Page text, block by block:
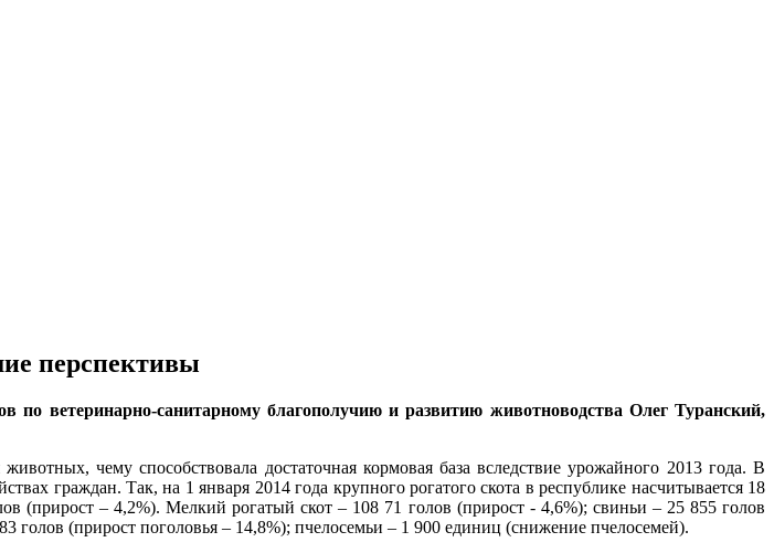
перспективы
по ветеринарно-санитарному благополучию и развитию животноводства Олег Туранский,
чему способствовала достаточная кормовая база вследствие урожайного 2013 года. В
граждан. Так, на 1 января 2014 года крупного рогатого скота в республике насчитывается 18
(прирост – 4,2%). Мелкий рогатый скот – 108 71 голов (прирост - 4,6%); свиньи – 25 855 голов
голов (прирост поголовья – 14,8%); пчелосемьи – 1 900 единиц (снижение пчелосемей).